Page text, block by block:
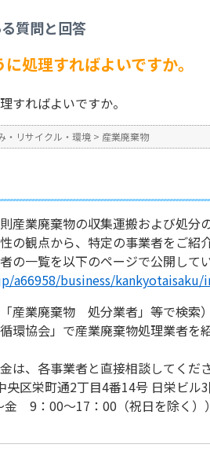
質問と回答
処理すればよいですか。
すればよいですか。
・リサイクル・環境 > 産業廃棄物
産業廃棄物の収集運搬および処
の観点から、特定の事業者をご
の一覧を以下のページで公開してい
a66958/business/
産業廃棄物 処分業者」等で検索）
環協会」で産業廃棄物処理業者を
は、各事業者と直接相談してくださ
区栄町通2丁目4番14号 日栄ビル
金 9：00～17：00（祝日を除く））